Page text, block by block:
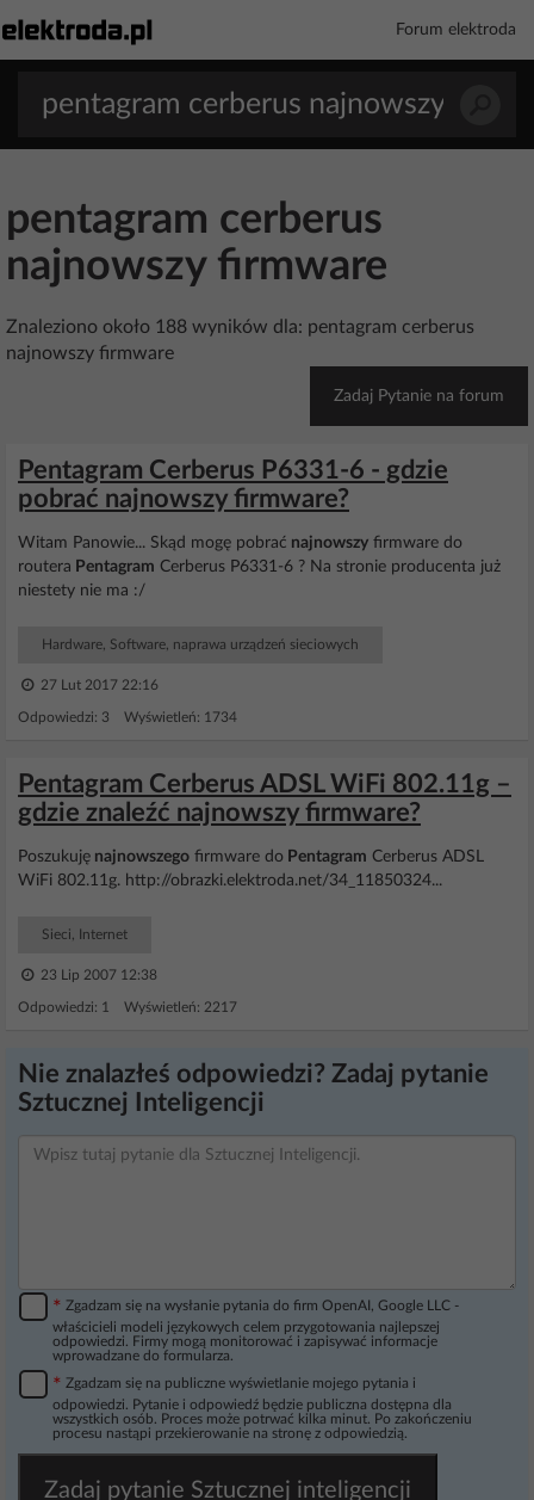
Forum elektroda
pentagram cerberus
najnowszy firmware
Znaleziono około 188 wyników dla: pentagram cerberus
najnowszy firmware
Zadaj Pytanie na forum
Pentagram Cerberus P6331-6 - gdzie
pobrać najnowszy firmware?
Witam Panowie... Skąd mogę pobrać najnowszy firmware do
routera Pentagram Cerberus P6331-6 ? Na stronie producenta już
niestety nie ma :/
Hardware, Software, naprawa urządzeń sieciowych
27 Lut 2017 22:16
Odpowiedzi: 3 Wyświetleń: 1734
Pentagram Cerberus ADSL WiFi 802.11g –
gdzie znaleźć najnowszy firmware?
Poszukuję najnowszego firmware do Pentagram Cerberus ADSL
WiFi 802.11g. http://obrazki.elektroda.net/34_11850324...
Sieci, Internet
23 Lip 2007 12:38
Odpowiedzi: 1 Wyświetleń: 2217
Nie znalazłeś odpowiedzi? Zadaj pytanie
Sztucznej Inteligencji
* Zgadzam się na wysłanie pytania do firm OpenAI, Google LLC -
właścicieli modeli językowych celem przygotowania najlepszej
odpowiedzi. Firmy mogą monitorować i zapisywać informacje
wprowadzane do formularza.
* Zgadzam się na publiczne wyświetlanie mojego pytania i
odpowiedzi. Pytanie i odpowiedź będzie publiczna dostępna dla
wszystkich osób. Proces może potrwać kilka minut. Po zakończeniu
procesu nastąpi przekierowanie na stronę z odpowiedzią.
Zadaj pytanie Sztucznej inteligencji